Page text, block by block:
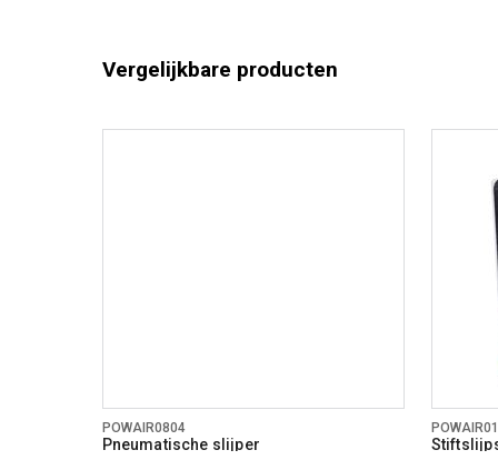
Vergelijkbare producten
POWAIR0804
Pneumatische slijper